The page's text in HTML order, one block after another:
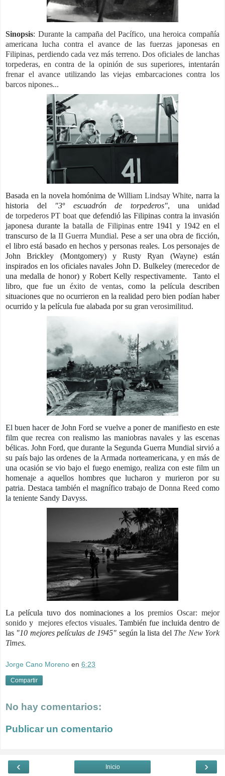
Sinopsis: Durante la campaña del Pacífico, una heroica compañía
americana lucha contra el avance de las fuerzas japonesas en
Filipinas, perdiendo cada vez más terreno. Dos oficiales de lanchas
torpederas, en contra de la opinión de sus superiores, intentarán
frenar el avance utilizando las viejas embarcaciones contra los
barcos nipones...
Basada en la novela homónima de William Lindsay White, narra la
historia del
"3º escuadrón de torpederos", una unidad
de torpederos PT boat que defendió las Filipinas contra la invasión
japonesa durante labatalla de Filipinasentre 1941 y 1942 en el
transcurso de la II Guerra Mundial.Pese a ser una obra de ficción,
el libro está basado en hechos y personas reales. Los personajes de
John Brickley (Montgomery) y Rusty Ryan (Wayne) están
inspirados en los oficiales navales John D. Bulkeley (merecedor de
una medalla de honor) y Robert Kelly respectivamente.
Tanto el
libro, que fue un éxito de ventas, como la película describen
situaciones que no ocurrieron en la realidad pero bien podían haber
ocurrido y la película fue alabada por su gran verosimilitud.
El buen hacer de John Ford se vuelve a poner de manifiesto en este
film que recrea con realismo las maniobras navales y las escenas
bélicas. John Ford, que durante la Segunda Guerra Mundial sirvió a
su país bajo las ordenes de la Armada norteamericana, y en más de
una ocasión se vio bajo el fuego enemigo, realiza con este film un
homenaje a aquellos hombres que lucharon y murieron por su
patria. Destaca también el magnífico trabajo deDonna Reedcomo
la teniente Sandy Davyss.
La película tuvo dos nominaciones a lospremios Oscar:mejor
sonido y mejores efectos visuales. También fue incluida dentro de
las "10 mejores películas de 1945" según la lista del The New York
Times.
Jorge Cano Moreno en 6:23
Compartir
No hay comentarios:
Publicar un comentario
‹ ›
Inicio